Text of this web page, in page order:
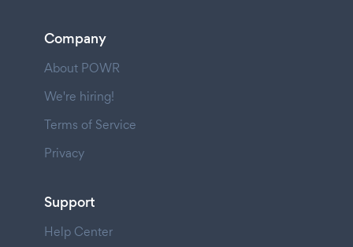
Company
About POWR
We're hiring!
Terms of Service
Privacy
Support
Help Center